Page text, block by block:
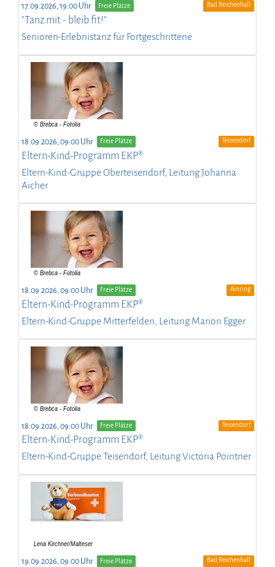
17.09.2026, 19:00 Uhr Freie Plätze Bad Reichenhall
"Tanz mit - bleib fit!"
Senioren-Erlebnistanz für Fortgeschrittene
18.09.2026, 09:00 Uhr Freie Plätze Teisendorf
Eltern-Kind-Programm EKP®
Eltern-Kind-Gruppe Oberteisendorf, Leitung Johanna
Aicher
18.09.2026, 09:00 Uhr Freie Plätze Ainring
Eltern-Kind-Programm EKP®
Eltern-Kind-Gruppe Mitterfelden, Leitung Marion Egger
18.09.2026, 09:00 Uhr Freie Plätze Teisendorf
Eltern-Kind-Programm EKP®
Eltern-Kind-Gruppe Teisendorf, Leitung Victoria Pointner
19.09.2026, 09:00 Uhr Freie Plätze Bad Reichenhall